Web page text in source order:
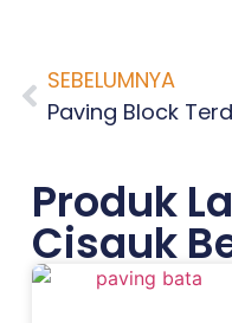
SEBELUMNYA
Produk
Cisauk